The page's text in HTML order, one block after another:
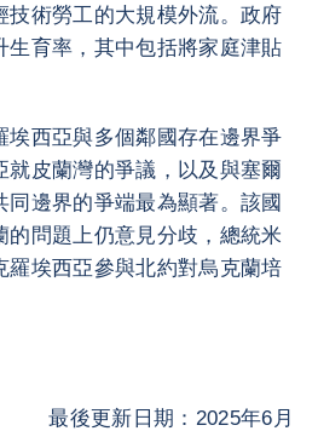
技術勞工的大規模外流。政府
生育率，其中包括將家庭津貼
埃西亞與多個鄰國存在邊界爭
就皮蘭灣的爭議，以及與塞爾
邊界的爭端最為顯著。該國
的問題上仍意見分歧，總統米
羅埃西亞參與北約對烏克蘭培
最後更新日期：2025年6月